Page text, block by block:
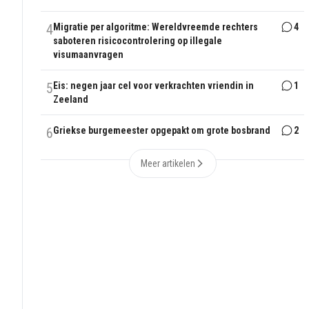
4Migratie per algoritme: Wereldvreemde rechters
saboteren risicocontrolering op illegale
visumaanvragen
4
5 Eis: negen jaar cel voor verkrachten vriendin in
Zeeland
1
6Griekse burgemeester opgepakt om grote bosbrand 2
Meer artikelen